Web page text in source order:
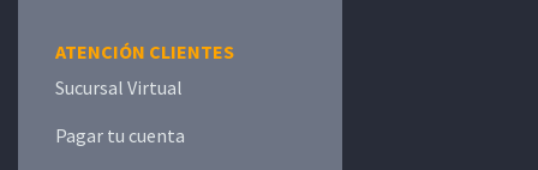
ATENCIÓN CLIENTES
Sucursal Virtual
Pagar tu cuenta